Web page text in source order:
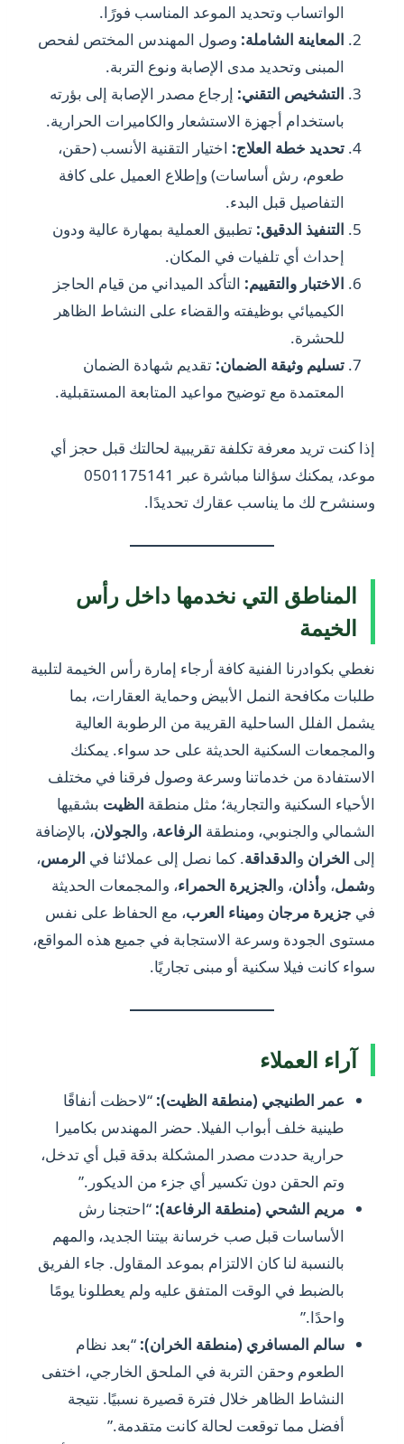
الواتساب وتحديد الموعد المناسب فورًا.
المعاينة الشاملة: وصول المهندس المختص لفحص
المبنى وتحديد مدى الإصابة ونوع التربة.
التشخيص التقني: إرجاع مصدر الإصابة إلى بؤرته
باستخدام أجهزة الاستشعار والكاميرات الحرارية.
تحديد خطة العلاج: اختيار التقنية الأنسب (حقن،
طعوم، رش أساسات) وإطلاع العميل على كافة
التفاصيل قبل البدء.
التنفيذ الدقيق: تطبيق العملية بمهارة عالية ودون
إحداث أي تلفيات في المكان.
الاختبار والتقييم: التأكد الميداني من قيام الحاجز
الكيميائي بوظيفته والقضاء على النشاط الظاهر
للحشرة.
تسليم وثيقة الضمان: تقديم شهادة الضمان
المعتمدة مع توضيح مواعيد المتابعة المستقبلية.
إذا كنت تريد معرفة تكلفة تقريبية لحالتك قبل حجز أي
موعد، يمكنك سؤالنا مباشرة عبر 0501175141
وسنشرح لك ما يناسب عقارك تحديدًا.
المناطق التي نخدمها داخل رأس
الخيمة
نغطي بكوادرنا الفنية كافة أرجاء إمارة رأس الخيمة لتلبية
طلبات مكافحة النمل الأبيض وحماية العقارات، بما
يشمل الفلل الساحلية القريبة من الرطوبة العالية
والمجمعات السكنية الحديثة على حد سواء. يمكنك
الاستفادة من خدماتنا وسرعة وصول فرقنا في مختلف
الأحياء السكنية والتجارية؛ مثل منطقة الظيت بشقيها
الشمالي والجنوبي، ومنطقة الرفاعة، والجولان، بالإضافة
إلى الخران والدقداقة. كما نصل إلى عملائنا في الرمس،
وشمل، وأذان، والجزيرة الحمراء، والمجمعات الحديثة
في جزيرة مرجان وميناء العرب، مع الحفاظ على نفس
مستوى الجودة وسرعة الاستجابة في جميع هذه المواقع،
سواء كانت فيلا سكنية أو مبنى تجاريًا.
آراء العملاء
عمر الطنيجي (منطقة الظيت): “لاحظت أنفاقًا
طينية خلف أبواب الفيلا. حضر المهندس بكاميرا
حرارية حددت مصدر المشكلة بدقة قبل أي تدخل،
وتم الحقن دون تكسير أي جزء من الديكور.”
مريم الشحي (منطقة الرفاعة): “احتجنا رش
الأساسات قبل صب خرسانة بيتنا الجديد، والمهم
بالنسبة لنا كان الالتزام بموعد المقاول. جاء الفريق
بالضبط في الوقت المتفق عليه ولم يعطلونا يومًا
واحدًا.”
سالم المسافري (منطقة الخران): “بعد نظام
الطعوم وحقن التربة في الملحق الخارجي، اختفى
النشاط الظاهر خلال فترة قصيرة نسبيًا. نتيجة
أفضل مما توقعت لحالة كانت متقدمة.”